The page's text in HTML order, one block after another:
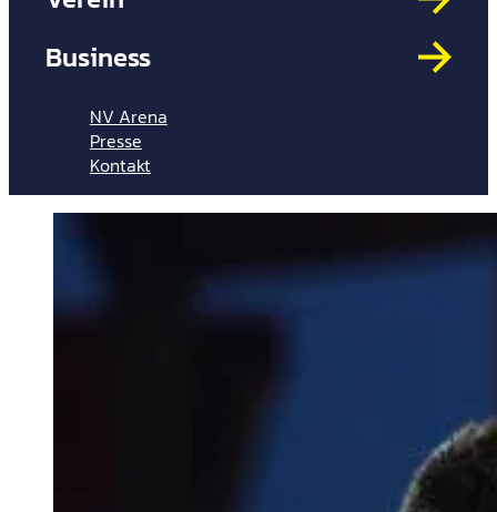
Business
NV Arena
Presse
Kontakt